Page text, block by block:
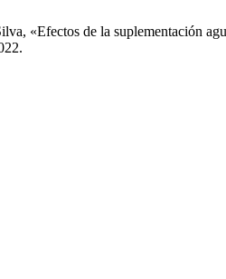
«Efectos de la suplementación